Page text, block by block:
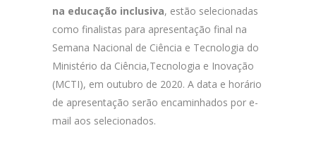
na educação inclusiva, estão selecionadas
como finalistas para apresentação final na
Semana Nacional de Ciência e Tecnologia do
Ministério da Ciência,Tecnologia e Inovação
(MCTI), em outubro de 2020. A data e horário
de apresentação serão encaminhados por e-
mail aos selecionados.